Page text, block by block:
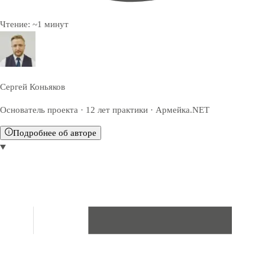
Чтение: ~1 минут
Сергей Коньяков
Основатель проекта · 12 лет практики · Армейка.NET
Подробнее об авторе